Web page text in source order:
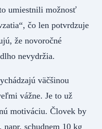
umiestnili možnosť
čo len potvrdzuje
že novoročné
nevydržia.
väčšinou
vážne. Je to už
motiváciu. Človek by
schudnem 10 kg